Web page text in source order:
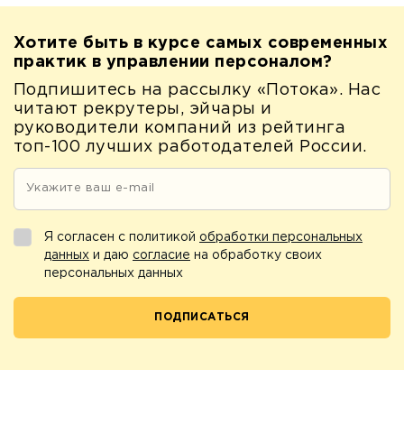
Хотите быть в курсе самых современных
практик в управлении персоналом?
Подпишитесь на рассылку «Потока». Нас
читают рекрутеры, эйчары и
руководители компаний из рейтинга
топ-100 лучших работодателей России.
Я согласен с политикой обработки персональных
данных и даю согласие на обработку своих
персональных данных